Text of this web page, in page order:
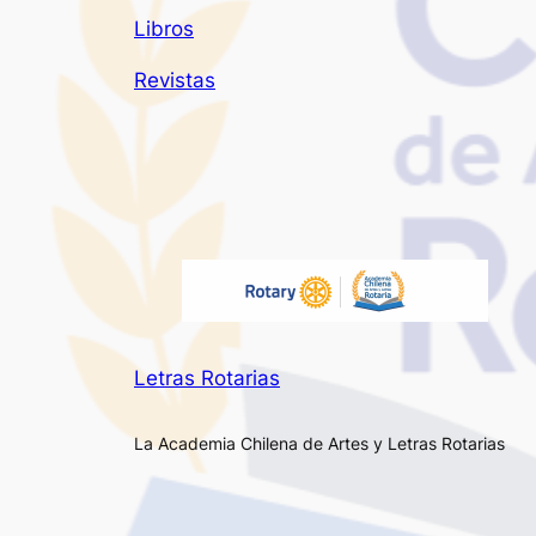
Libros
Revistas
Letras Rotarias
La Academia Chilena de Artes y Letras Rotarias